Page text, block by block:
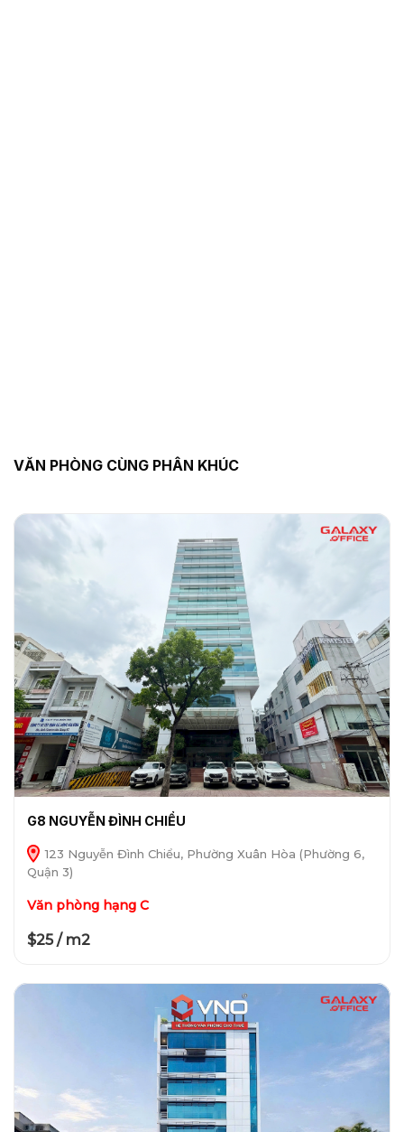
VĂN PHÒNG CÙNG PHÂN KHÚC
G8 NGUYỄN ĐÌNH CHIỂU
123 Nguyễn Đình Chiểu, Phường Xuân Hòa (Phường 6,
Quận 3)
Văn phòng hạng C
$25 / m2